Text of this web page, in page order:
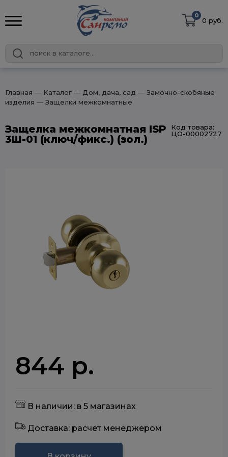
0
0 руб.
Главная ― Каталог ― Дом, дача, сад ― Замочно-скобяные
изделия ― Защелки межкомнатные
Защелка межкомнатная ISP
3Ш-01 (ключ/фикс.) (зол.)
Код товара:
ЦО-00002727
844 р.
В наличии: в 5 магазинах
Доставка: расчет менеджером